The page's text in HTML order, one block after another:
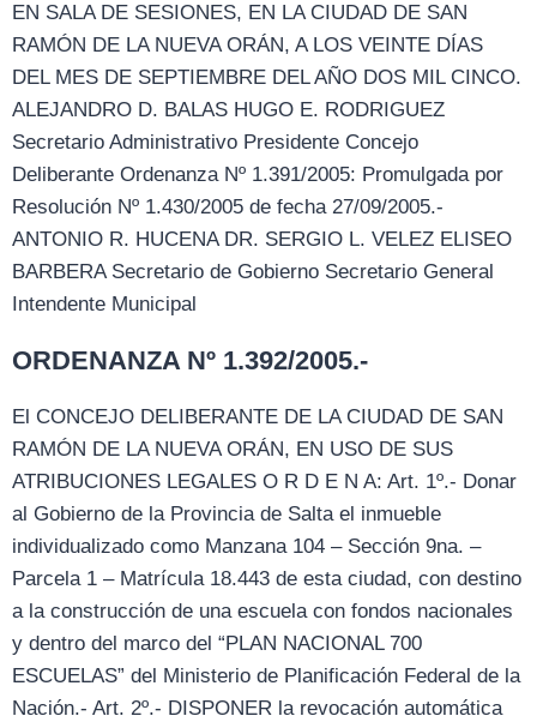
EN SALA DE SESIONES, EN LA CIUDAD DE SAN
RAMÓN DE LA NUEVA ORÁN, A LOS VEINTE DÍAS
DEL MES DE SEPTIEMBRE DEL AÑO DOS MIL CINCO.
ALEJANDRO D. BALAS HUGO E. RODRIGUEZ
Secretario Administrativo Presidente Concejo
Deliberante Ordenanza Nº 1.391/2005: Promulgada por
Resolución Nº 1.430/2005 de fecha 27/09/2005.-
ANTONIO R. HUCENA DR. SERGIO L. VELEZ ELISEO
BARBERA Secretario de Gobierno Secretario General
Intendente Municipal
ORDENANZA Nº 1.392/2005.-
El CONCEJO DELIBERANTE DE LA CIUDAD DE SAN
RAMÓN DE LA NUEVA ORÁN, EN USO DE SUS
ATRIBUCIONES LEGALES O R D E N A: Art. 1º.- Donar
al Gobierno de la Provincia de Salta el inmueble
individualizado como Manzana 104 – Sección 9na. –
Parcela 1 – Matrícula 18.443 de esta ciudad, con destino
a la construcción de una escuela con fondos nacionales
y dentro del marco del “PLAN NACIONAL 700
ESCUELAS” del Ministerio de Planificación Federal de la
Nación.- Art. 2º.- DISPONER la revocación automática